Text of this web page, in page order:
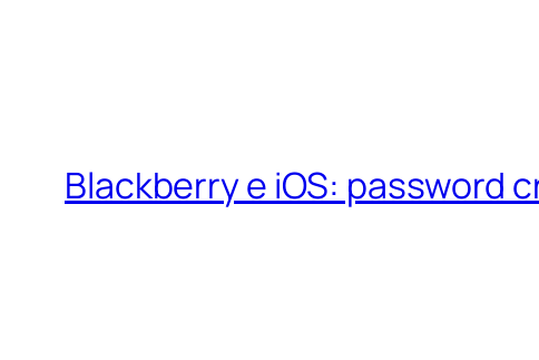
Blackberry e iOS: password